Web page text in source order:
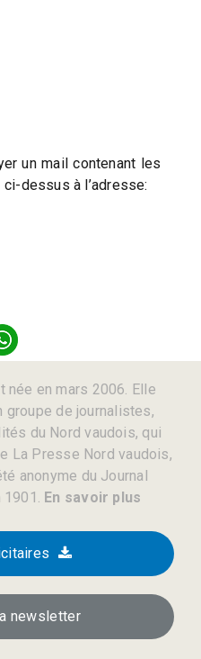
un mail contenant les
dessus à l’adresse:
née en mars 2006. Elle
groupe de journalistes,
du Nord vaudois, qui
La Presse Nord vaudois,
anonyme du Journal
1901. En savoir plus
newsletter